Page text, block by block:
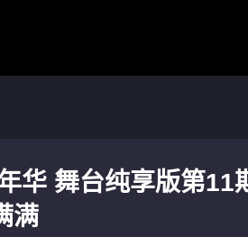
华 舞台纯享版第
满